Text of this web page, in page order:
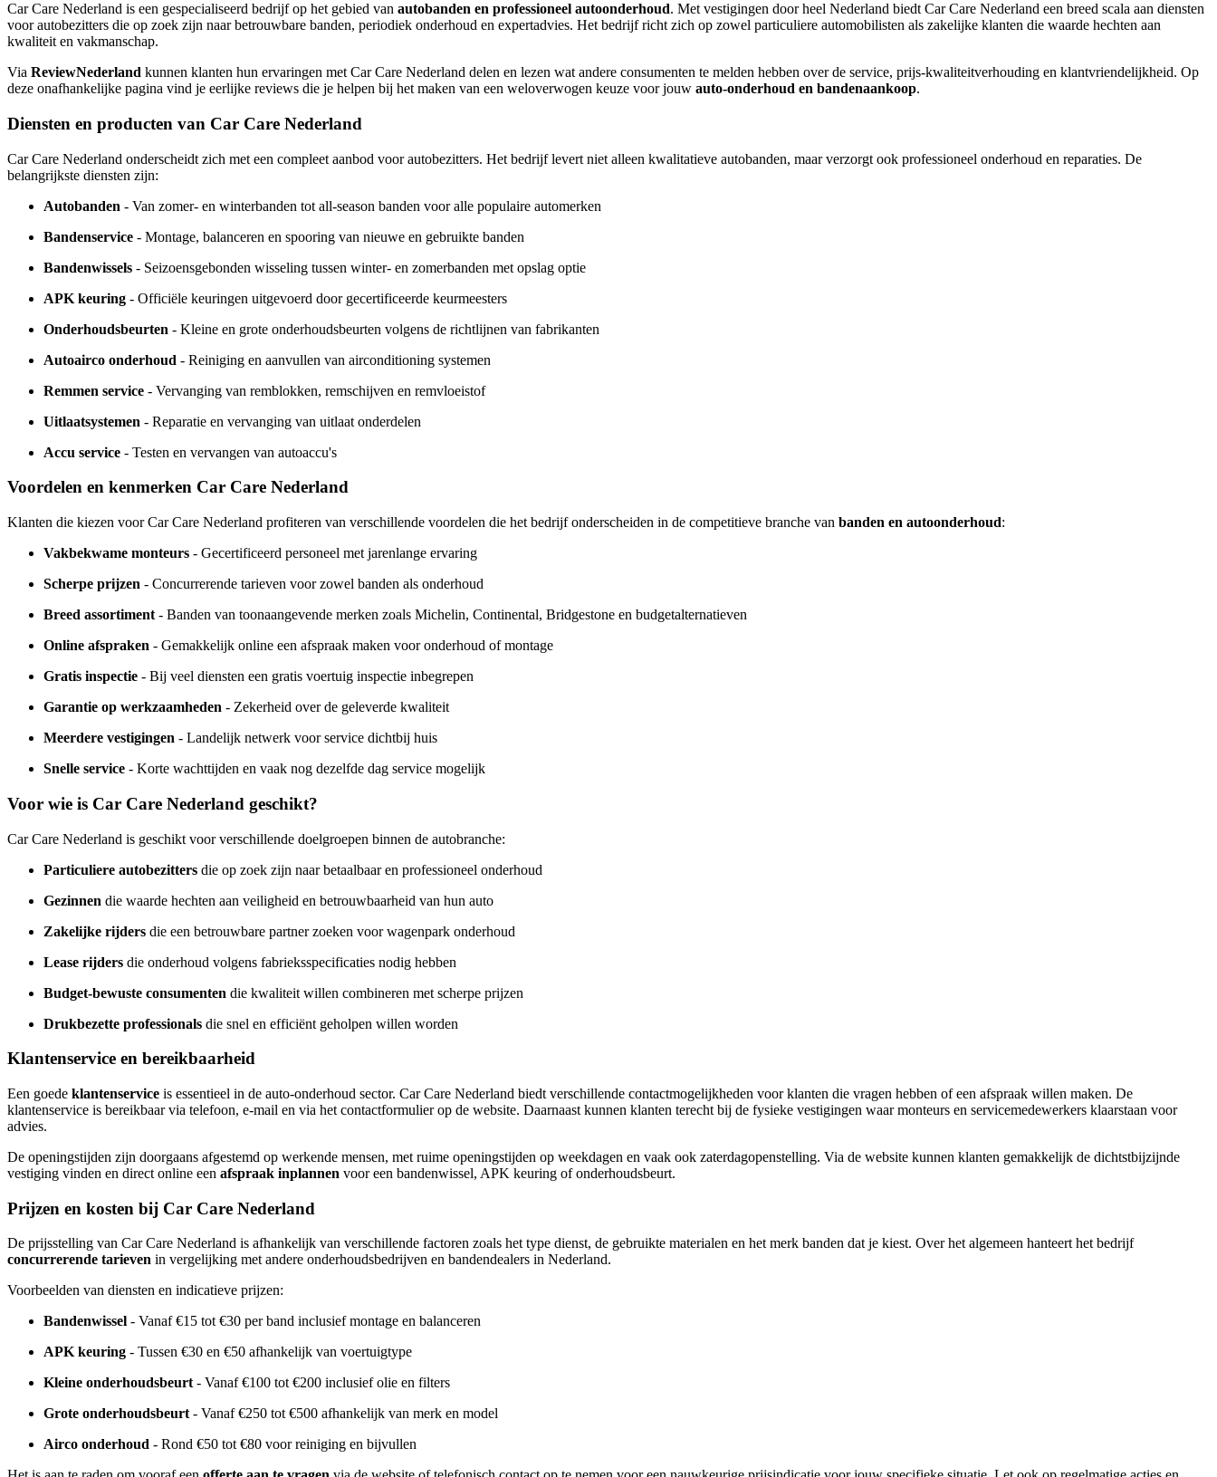
Car Care Nederland is een gespecialiseerd bedrijf op het gebied van autobanden en professioneel autoonderhoud. Met vestigingen door heel Nederland biedt Car Care Nederland een breed scala aan diensten
voor autobezitters die op zoek zijn naar betrouwbare banden, periodiek onderhoud en expertadvies. Het bedrijf richt zich op zowel particuliere automobilisten als zakelijke klanten die waarde hechten aan
kwaliteit en vakmanschap.
Via ReviewNederland kunnen klanten hun ervaringen met Car Care Nederland delen en lezen wat andere consumenten te melden hebben over de service, prijs-kwaliteitverhouding en klantvriendelijkheid. Op
deze onafhankelijke pagina vind je eerlijke reviews die je helpen bij het maken van een weloverwogen keuze voor jouw auto-onderhoud en bandenaankoop.
Diensten en producten van Car Care Nederland
Car Care Nederland onderscheidt zich met een compleet aanbod voor autobezitters. Het bedrijf levert niet alleen kwalitatieve autobanden, maar verzorgt ook professioneel onderhoud en reparaties. De
belangrijkste diensten zijn:
Autobanden - Van zomer- en winterbanden tot all-season banden voor alle populaire automerken
Bandenservice - Montage, balanceren en spooring van nieuwe en gebruikte banden
Bandenwissels - Seizoensgebonden wisseling tussen winter- en zomerbanden met opslag optie
APK keuring - Officiële keuringen uitgevoerd door gecertificeerde keurmeesters
Onderhoudsbeurten - Kleine en grote onderhoudsbeurten volgens de richtlijnen van fabrikanten
Autoairco onderhoud - Reiniging en aanvullen van airconditioning systemen
Remmen service - Vervanging van remblokken, remschijven en remvloeistof
Uitlaatsystemen - Reparatie en vervanging van uitlaat onderdelen
Accu service - Testen en vervangen van autoaccu's
Voordelen en kenmerken Car Care Nederland
Klanten die kiezen voor Car Care Nederland profiteren van verschillende voordelen die het bedrijf onderscheiden in de competitieve branche van banden en autoonderhoud:
Vakbekwame monteurs - Gecertificeerd personeel met jarenlange ervaring
Scherpe prijzen - Concurrerende tarieven voor zowel banden als onderhoud
Breed assortiment - Banden van toonaangevende merken zoals Michelin, Continental, Bridgestone en budgetalternatieven
Online afspraken - Gemakkelijk online een afspraak maken voor onderhoud of montage
Gratis inspectie - Bij veel diensten een gratis voertuig inspectie inbegrepen
Garantie op werkzaamheden - Zekerheid over de geleverde kwaliteit
Meerdere vestigingen - Landelijk netwerk voor service dichtbij huis
Snelle service - Korte wachttijden en vaak nog dezelfde dag service mogelijk
Voor wie is Car Care Nederland geschikt?
Car Care Nederland is geschikt voor verschillende doelgroepen binnen de autobranche:
Particuliere autobezitters die op zoek zijn naar betaalbaar en professioneel onderhoud
Gezinnen die waarde hechten aan veiligheid en betrouwbaarheid van hun auto
Zakelijke rijders die een betrouwbare partner zoeken voor wagenpark onderhoud
Lease rijders die onderhoud volgens fabrieksspecificaties nodig hebben
Budget-bewuste consumenten die kwaliteit willen combineren met scherpe prijzen
Drukbezette professionals die snel en efficiënt geholpen willen worden
Klantenservice en bereikbaarheid
Een goede klantenservice is essentieel in de auto-onderhoud sector. Car Care Nederland biedt verschillende contactmogelijkheden voor klanten die vragen hebben of een afspraak willen maken. De
klantenservice is bereikbaar via telefoon, e-mail en via het contactformulier op de website. Daarnaast kunnen klanten terecht bij de fysieke vestigingen waar monteurs en servicemedewerkers klaarstaan voor
advies.
De openingstijden zijn doorgaans afgestemd op werkende mensen, met ruime openingstijden op weekdagen en vaak ook zaterdagopenstelling. Via de website kunnen klanten gemakkelijk de dichtstbijzijnde
vestiging vinden en direct online een afspraak inplannen voor een bandenwissel, APK keuring of onderhoudsbeurt.
Prijzen en kosten bij Car Care Nederland
De prijsstelling van Car Care Nederland is afhankelijk van verschillende factoren zoals het type dienst, de gebruikte materialen en het merk banden dat je kiest. Over het algemeen hanteert het bedrijf
concurrerende tarieven in vergelijking met andere onderhoudsbedrijven en bandendealers in Nederland.
Voorbeelden van diensten en indicatieve prijzen:
Bandenwissel - Vanaf €15 tot €30 per band inclusief montage en balanceren
APK keuring - Tussen €30 en €50 afhankelijk van voertuigtype
Kleine onderhoudsbeurt - Vanaf €100 tot €200 inclusief olie en filters
Grote onderhoudsbeurt - Vanaf €250 tot €500 afhankelijk van merk en model
Airco onderhoud - Rond €50 tot €80 voor reiniging en bijvullen